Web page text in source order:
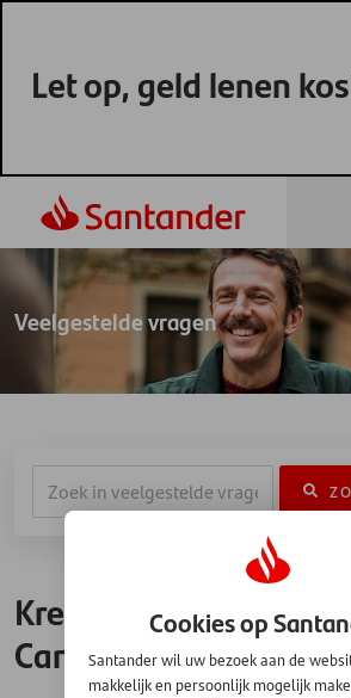
Let op, geld lenen
Veelgestelde vragen
Kredietopening/
Card
Cookies op
Santander wil uw bezoek aan de
makkelijk en persoonlijk mogelijk